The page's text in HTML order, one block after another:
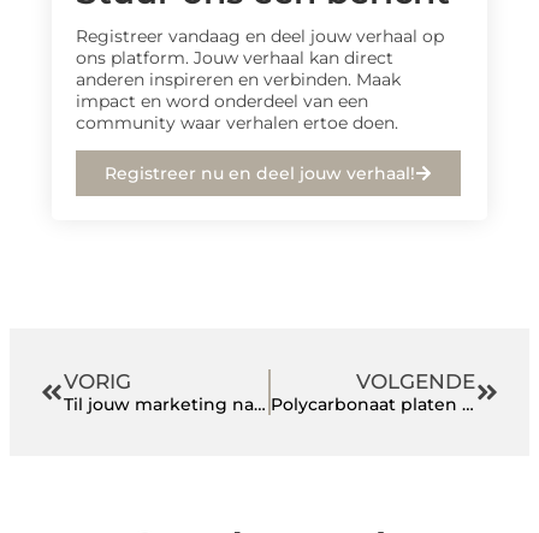
Registreer vandaag en deel jouw verhaal op
ons platform. Jouw verhaal kan direct
anderen inspireren en verbinden. Maak
impact en word onderdeel van een
community waar verhalen ertoe doen.
Registreer nu en deel jouw verhaal!
VORIG
Til jouw marketing naar grotere hoogte met een drone video
VOLGENDE
Polycarbonaat platen bij Van Viegen: Ga voor kwaliteit